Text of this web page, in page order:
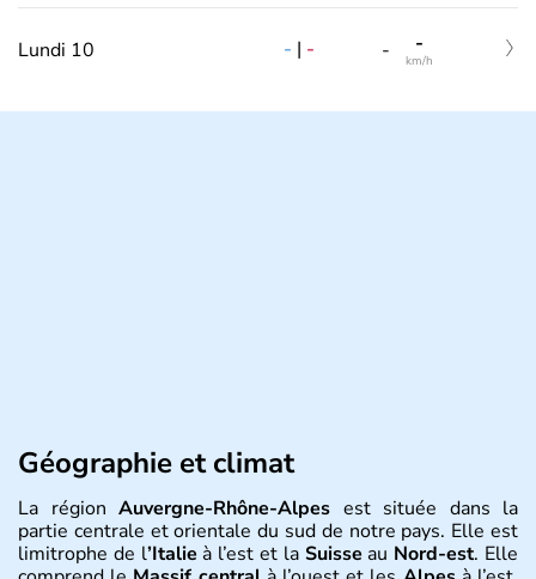
Lundi 10 - | - - -
km/h
Géographie et climat
La région Auvergne-Rhône-Alpes est située dans la
partie centrale et orientale du sud de notre pays. Elle est
limitrophe de l’Italie à l’est et la Suisse au Nord-est. Elle